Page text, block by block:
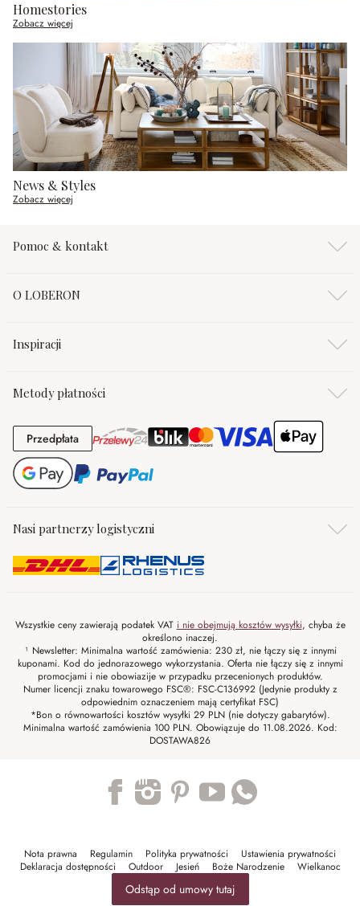
Homestories
Zobacz więcej
News & Styles
Zobacz więcej
Pomoc & kontakt
O LOBERON
Inspiracji
Metody płatności
PrzedpłataPrzedpłata
Nasi partnerzy logistyczni
Wszystkie ceny zawierają podatek VAT i nie obejmują kosztów wysyłki, chyba że
określono inaczej.
¹ Newsletter: Minimalna wartość zamówienia: 230 zł, nie łączy się z innymi
kuponami. Kod do jednorazowego wykorzystania. Oferta nie łączy się z innymi
promocjami i nie obowiazije w przypadku przecenionych produktów.
Numer licencji znaku towarowego FSC®: FSC-C136992 (Jedynie produkty z
odpowiednim oznaczeniem mają certyfikat FSC)
*Bon o równowartości kosztów wysyłki 29 PLN (nie dotyczy gabarytów).
Minimalna wartość zamówienia 100 PLN. Obowiązuje do 11.08.2026. Kod:
DOSTAWA826
Nota prawna Regulamin Polityka prywatności
Ustawienia prywatności
Deklaracja dostępności
Outdoor Jesień Boże Narodzenie Wielkanoc
Odstąp od umowy tutaj